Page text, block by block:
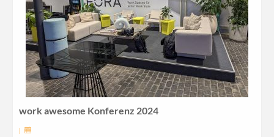
work awesome Konferenz 2024
|